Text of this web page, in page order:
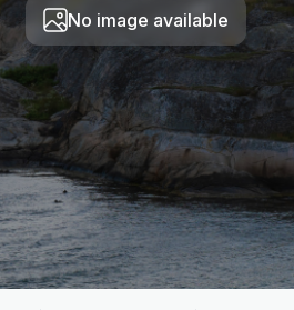
No image available